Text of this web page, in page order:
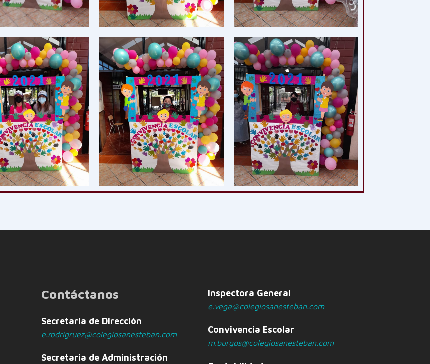
Contáctanos
Secretaria de Dirección
e.rodrigruez@colegiosanesteban.com
Secretaria de Administración
Inspectora General
e.vega@colegiosanesteban.com
Convivencia Escolar
m.burgos@colegiosanesteban.com